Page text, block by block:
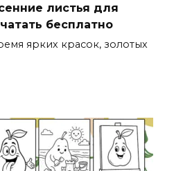
листья для
бесплатно
ярких красок, золотых